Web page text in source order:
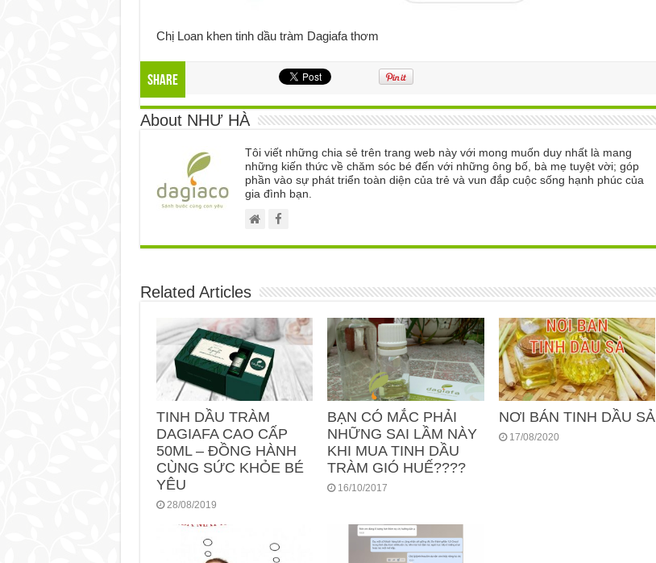
Chị Loan khen tinh dầu tràm Dagiafa thơm
Share
About NHƯ HÀ
Tôi viết những chia sẻ trên trang web này với mong muốn duy nhất là mang
những kiến thức về chăm sóc bé đến với những ông bố, bà mẹ tuyệt vời; góp
phần vào sự phát triển toàn diện của trẻ và vun đắp cuộc sống hạnh phúc của
gia đình bạn.
Related Articles
TINH DẦU TRÀM
DAGIAFA CAO CẤP
50ML – ĐỒNG HÀNH
CÙNG SỨC KHỎE BÉ
YÊU
28/08/2019
BẠN CÓ MẮC PHẢI
NHỮNG SAI LẦM NÀY
KHI MUA TINH DẦU
TRÀM GIÓ HUẾ????
16/10/2017
NƠI BÁN TINH DẦU SẢ
17/08/2020